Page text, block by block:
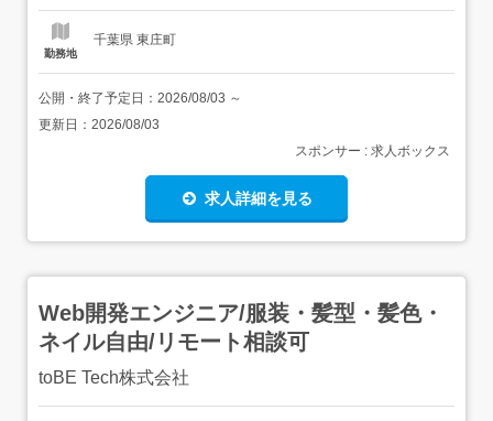
勤務地
千葉県 東庄町
公開・終了予定日： 2026/08/03 ～
更新日： 2026/08/03
スポンサー : 求人ボックス
求人詳細を見る
Web開発エンジニア/服装・髪型・髪色・
ネイル自由/リモート相談可
toBE Tech株式会社